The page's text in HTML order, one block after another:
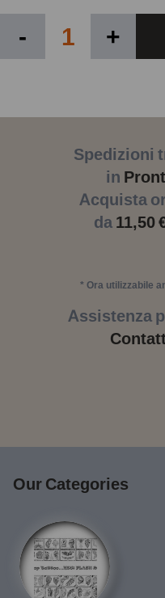
- +
Spedizioni
in
Acquista
da 11,50
* Ora utilizzabile
Assistenza
Our Categories